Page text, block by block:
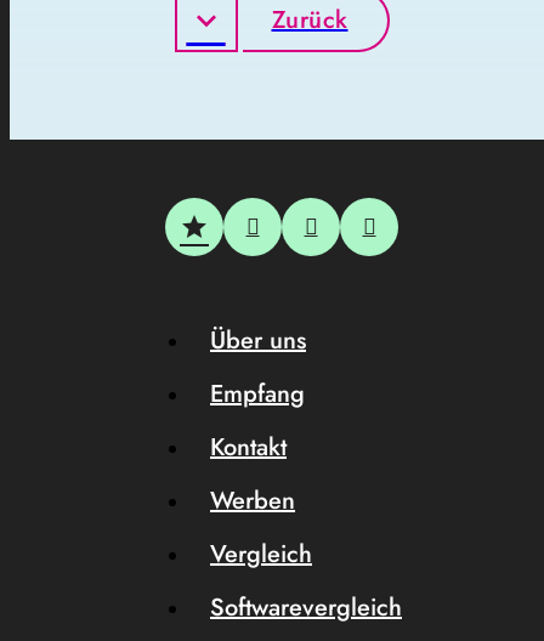
Zurück
Über uns
Empfang
Kontakt
Werben
Vergleich
Softwarevergleich